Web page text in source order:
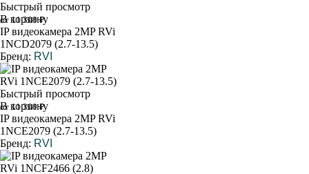
Быстрый просмотр
В корзину
от 11 300 ₽
IP видеокамера 2MP RVi
1NCD2079 (2.7-13.5)
Бренд: RVI
Быстрый просмотр
В корзину
от 11 300 ₽
IP видеокамера 2MP RVi
1NCE2079 (2.7-13.5)
Бренд: RVI